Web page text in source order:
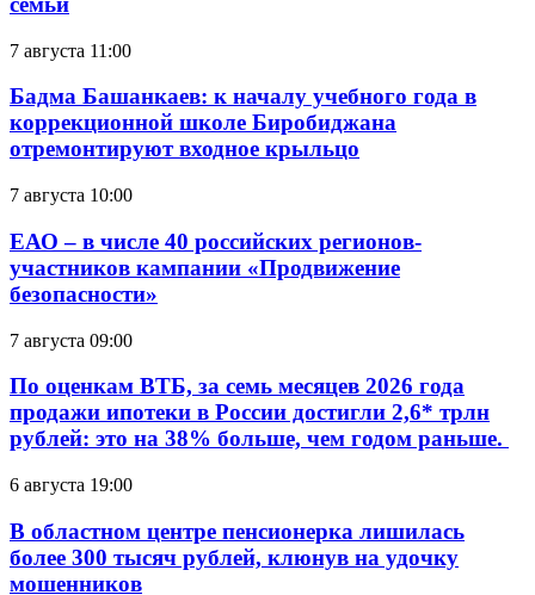
7 августа 11:00
Бадма Башанкаев: к началу учебного года в
коррекционной школе Биробиджана
отремонтируют входное крыльцо
7 августа 10:00
ЕАО – в числе 40 российских регионов-
участников кампании «Продвижение
безопасности»
7 августа 09:00
По оценкам ВТБ, за семь месяцев 2026 года
продажи ипотеки в России достигли 2,6* трлн
рублей: это на 38% больше, чем годом раньше.
6 августа 19:00
В областном центре пенсионерка лишилась
более 300 тысяч рублей, клюнув на удочку
мошенников